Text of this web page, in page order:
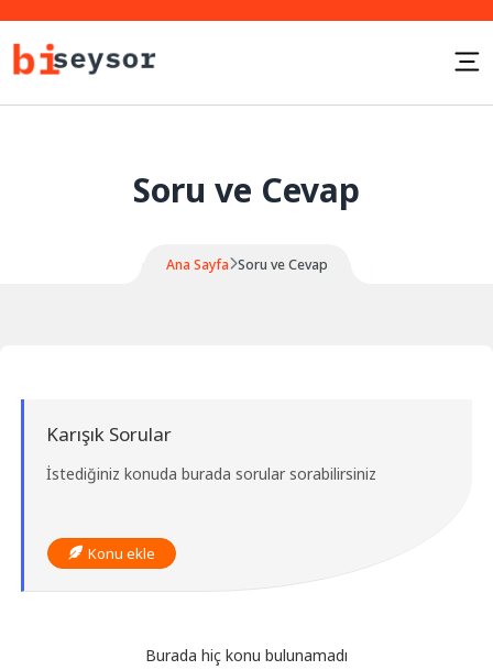
Soru ve Cevap
Ana Sayfa Soru ve Cevap
Karışık Sorular
İstediğiniz konuda burada sorular sorabilirsiniz
Konu ekle
Burada hiç konu bulunamadı